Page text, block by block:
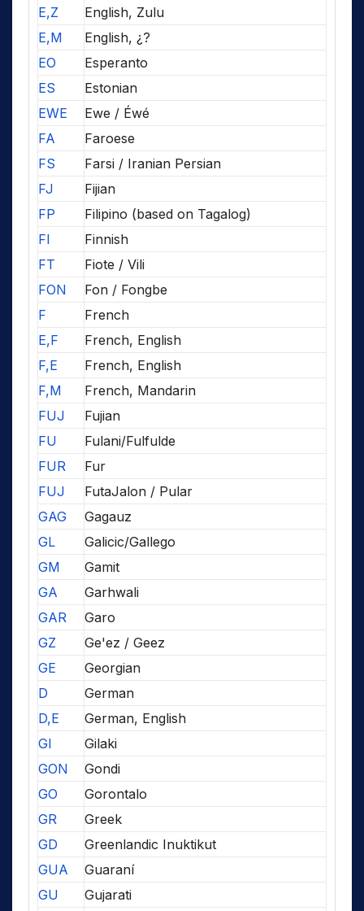
E,Z
English, Zulu
E,M
English, ¿?
EO
Esperanto
ES
Estonian
EWE
Ewe / Éwé
FA
Faroese
FS
Farsi / Iranian Persian
FJ
Fijian
FP
Filipino (based on Tagalog)
FI
Finnish
FT
Fiote / Vili
FON
Fon / Fongbe
F
French
E,F
French, English
F,E
French, English
F,M
French, Mandarin
FUJ
Fujian
FU
Fulani/Fulfulde
FUR
Fur
FUJ
FutaJalon / Pular
GAG
Gagauz
GL
Galicic/Gallego
GM
Gamit
GA
Garhwali
GAR
Garo
GZ
Ge'ez / Geez
GE
Georgian
D
German
D,E
German, English
GI
Gilaki
GON
Gondi
GO
Gorontalo
GR
Greek
GD
Greenlandic Inuktikut
GUA
Guaraní
GU
Gujarati